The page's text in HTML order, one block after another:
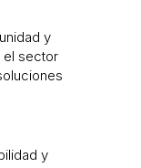
y
el sector
y